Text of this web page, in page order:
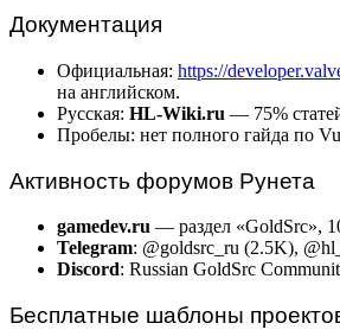
Документация
Официальная: https://
на английском.
Русская: HL-Wiki.ru — 75%
Пробелы: нет полного гайда по
Активность форумов Рунета
gamedev.ru — раздел «GoldSrc»,
Telegram: @goldsrc_ru (2.5K),
Discord: Russian GoldSrc
Бесплатные шаблоны